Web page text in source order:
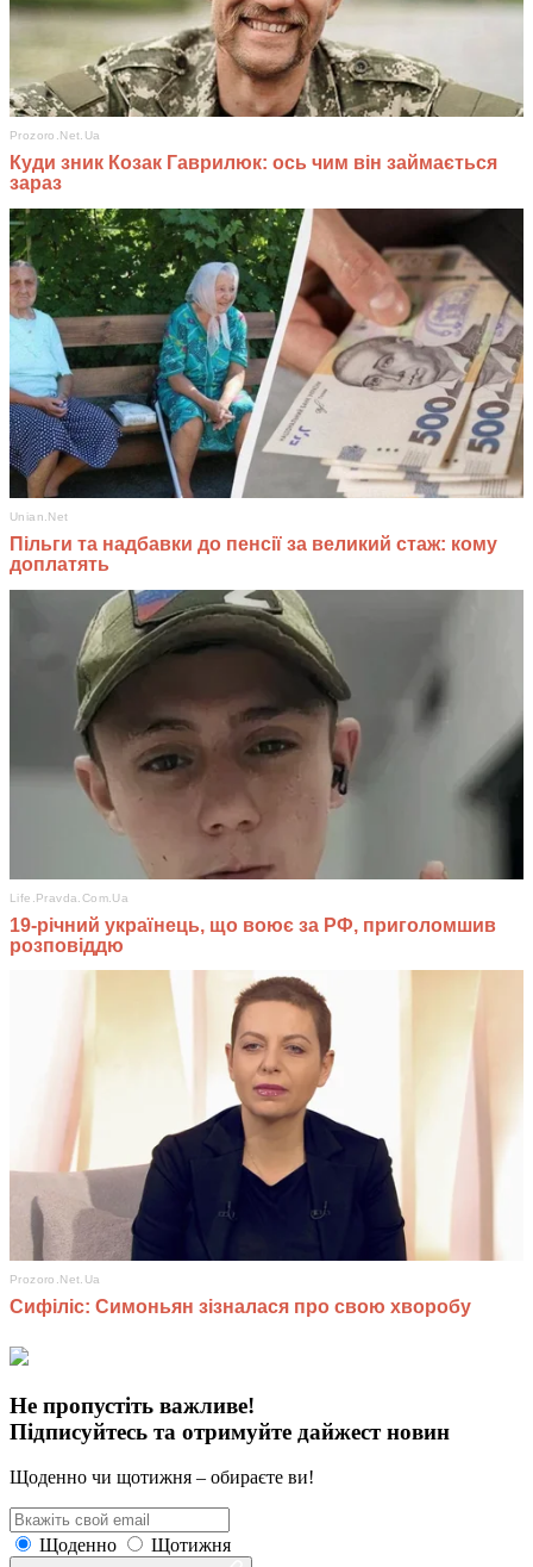
Не пропустіть важливе!
Підписуйтесь та отримуйте дайжест новин
Щоденно чи щотижня – обираєте ви!
Щоденно Щотижня